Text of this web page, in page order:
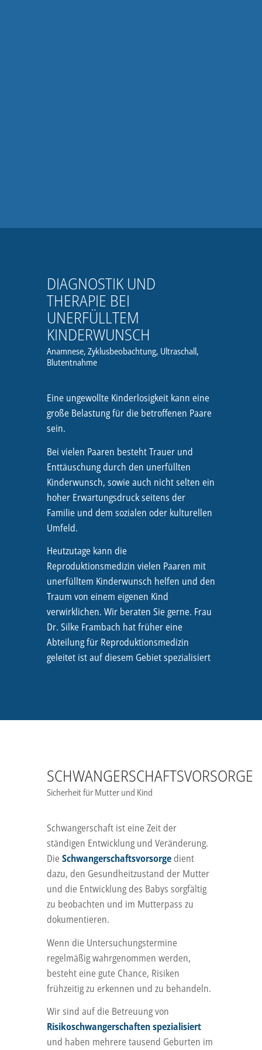
DIAGNOSTIK UND
THERAPIE BEI
UNERFÜLLTEM
KINDERWUNSCH
Anamnese, Zyklusbeobachtung, Ultraschall,
Blutentnahme
Eine ungewollte Kinderlosigkeit kann eine
große Belastung für die betroffenen Paare
sein.
Bei vielen Paaren besteht Trauer und
Enttäuschung durch den unerfüllten
Kinderwunsch, sowie auch nicht selten ein
hoher Erwartungsdruck seitens der
Familie und dem sozialen oder kulturellen
Umfeld.
Heutzutage kann die
Reproduktionsmedizin vielen Paaren mit
unerfülltem Kinderwunsch helfen und den
Traum von einem eigenen Kind
verwirklichen. Wir beraten Sie gerne. Frau
Dr. Silke Frambach hat früher eine
Abteilung für Reproduktionsmedizin
geleitet ist auf diesem Gebiet spezialisiert
SCHWANGERSCHAFTSVORSORGE
Sicherheit für Mutter und Kind
Schwangerschaft ist eine Zeit der
ständigen Entwicklung und Veränderung.
Die Schwangerschaftsvorsorgedient
dazu, den Gesundheitzustand der Mutter
und die Entwicklung des Babys sorgfältig
zu beobachten und im Mutterpass zu
dokumentieren.
Wenn die Untersuchungstermine
regelmäßig wahrgenommen werden,
besteht eine gute Chance, Risiken
frühzeitig zu erkennen und zu behandeln.
Wir sind auf die Betreuung von
Risikoschwangerschaftenspezialisiert
und haben mehrere tausend Geburten im